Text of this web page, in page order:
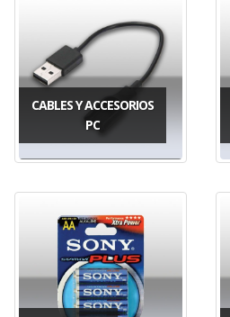
CABLES Y ACCESORIOS
PC